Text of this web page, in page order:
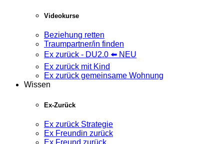
Videokurse
Beziehung retten
Traumpartner/in finden
Ex zurück - DU2.0 ⬅️ NEU
Ex zurück mit Kind
Ex zurück gemeinsame Wohnung
Wissen
Ex-Zurück
Ex zurück Strategie
Ex Freundin zurück
Ex Freund zurück